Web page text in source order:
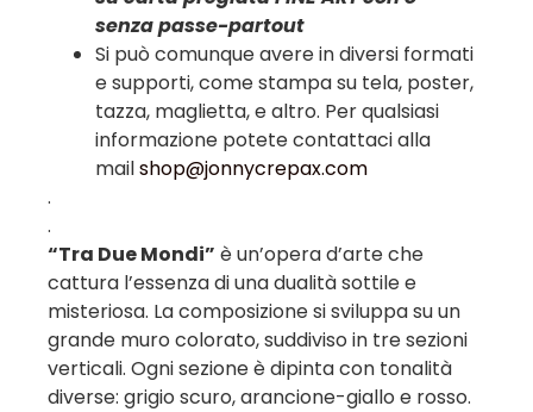
senzapasse-partout
Si può comunque avere in diversi formati
e supporti, come stampa su tela, poster,
tazza, maglietta, e altro. Per qualsiasi
informazione potete contattaci alla
mailshop@jonnycrepax.com
.
.
“Tra Due Mondi” è un’opera d’arte che
cattura l’essenza di una dualità sottile e
misteriosa. La composizione si sviluppa su un
grande muro colorato, suddiviso in tre sezioni
verticali. Ogni sezione è dipinta con tonalità
diverse: grigio scuro, arancione-giallo e rosso.